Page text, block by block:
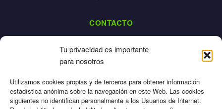
Tu privacidad es importante
para nosotros
Utilizamos cookies propias y de terceros para obtener información
estadística anónima sobre la navegación en este Web. Las cookies
siguientes no identifican personalmente a los Usuarios de Internet.
CONTACTO
925 532 213